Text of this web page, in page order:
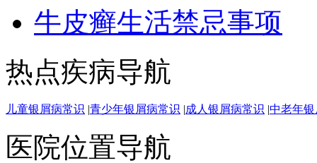
牛皮癣生活禁忌事项
热点疾病导航
儿童银屑病常识 |青少年银屑病常识 |成人银屑病常识 |中老年
医院位置导航